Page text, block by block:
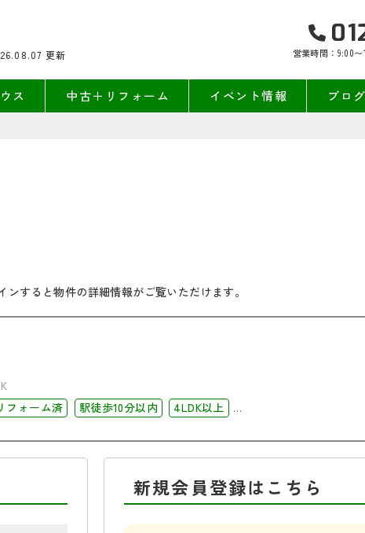
更新 営業時間：9:00〜
ス 中古＋リフォーム イベント情報 ブログ
すると物件の詳細情報がご覧いただけます。
フォーム済 駅徒歩10分以内
4LDK以上
新規会員登録はこちら